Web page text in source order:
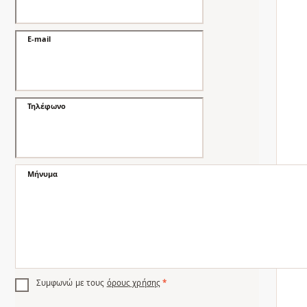
E-mail
Τηλέφωνο
Μήνυμα
Συμφωνώ με τους όρους χρήσης *